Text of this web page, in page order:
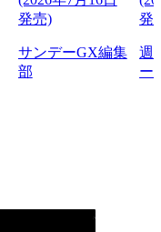
発売)
サンデーGX編集
部
発
週
ー